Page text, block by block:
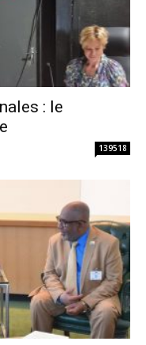
: le
139518